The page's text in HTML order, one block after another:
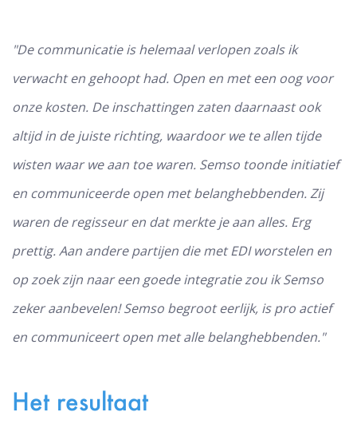
"De communicatie is helemaal verlopen zoals ik
verwacht en gehoopt had. Open en met een oog voor
onze kosten. De inschattingen zaten daarnaast ook
altijd in de juiste richting, waardoor we te allen tijde
wisten waar we aan toe waren. Semso toonde initiatief
en communiceerde open met belanghebbenden. Zij
waren de regisseur en dat merkte je aan alles. Erg
prettig. Aan andere partijen die met EDI worstelen en
op zoek zijn naar een goede integratie zou ik Semso
zeker aanbevelen! Semso begroot eerlijk, is pro actief
en communiceert open met alle belanghebbenden."
Het resultaat